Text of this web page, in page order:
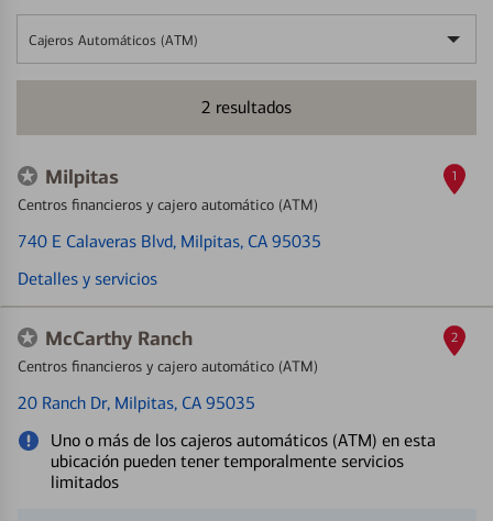
Cajeros Automáticos (ATM)
2 resultados
Milpitas
Centros financieros y cajero automático (ATM)
740 E Calaveras Blvd, Milpitas, CA 95035
Detalles y servicios
1
McCarthy Ranch
Centros financieros y cajero automático (ATM)
20 Ranch Dr, Milpitas, CA 95035
Uno o más de los cajeros automáticos (ATM) en esta
ubicación pueden tener temporalmente servicios
limitados
2